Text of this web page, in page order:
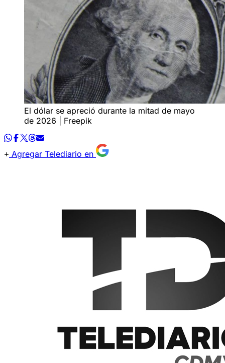
El dólar se apreció durante la mitad de mayo
de 2026 | Freepik
Agregar Telediario en